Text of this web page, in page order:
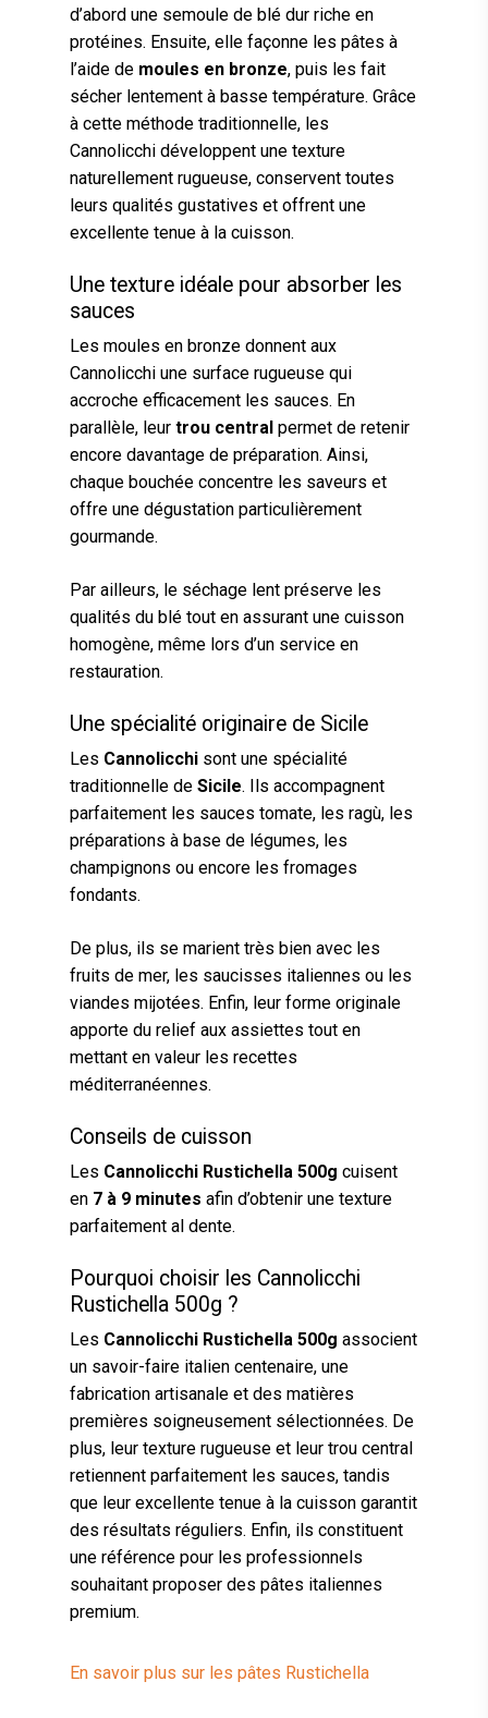
d’abord une semoule de blé dur riche en
protéines. Ensuite, elle façonne les pâtes à
l’aide de moules en bronze, puis les fait
sécher lentement à basse température. Grâce
à cette méthode traditionnelle, les
Cannolicchi développent une texture
naturellement rugueuse, conservent toutes
leurs qualités gustatives et offrent une
excellente tenue à la cuisson.
Une texture idéale pour absorber les
sauces
Les moules en bronze donnent aux
Cannolicchi une surface rugueuse qui
accroche efficacement les sauces. En
parallèle, leur trou central permet de retenir
encore davantage de préparation. Ainsi,
chaque bouchée concentre les saveurs et
offre une dégustation particulièrement
gourmande.
Par ailleurs, le séchage lent préserve les
qualités du blé tout en assurant une cuisson
homogène, même lors d’un service en
restauration.
Une spécialité originaire de Sicile
Les Cannolicchi sont une spécialité
traditionnelle de Sicile. Ils accompagnent
parfaitement les sauces tomate, les ragù, les
préparations à base de légumes, les
champignons ou encore les fromages
fondants.
De plus, ils se marient très bien avec les
fruits de mer, les saucisses italiennes ou les
viandes mijotées. Enfin, leur forme originale
apporte du relief aux assiettes tout en
mettant en valeur les recettes
méditerranéennes.
Conseils de cuisson
Les Cannolicchi Rustichella 500g cuisent
en 7 à 9 minutes afin d’obtenir une texture
parfaitement al dente.
Pourquoi choisir les Cannolicchi
Rustichella 500g ?
Les Cannolicchi Rustichella 500g associent
un savoir-faire italien centenaire, une
fabrication artisanale et des matières
premières soigneusement sélectionnées. De
plus, leur texture rugueuse et leur trou central
retiennent parfaitement les sauces, tandis
que leur excellente tenue à la cuisson garantit
des résultats réguliers. Enfin, ils constituent
une référence pour les professionnels
souhaitant proposer des pâtes italiennes
premium.
En savoir plus sur les pâtes Rustichella